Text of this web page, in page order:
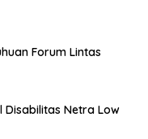
Forum Lintas
Disabilitas Netra Low